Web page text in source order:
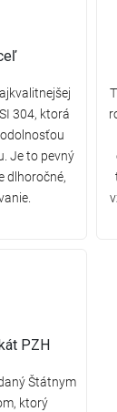
304, ktorá
Je to pevný
dlhoročné,
PZH
Štátnym
ktorý